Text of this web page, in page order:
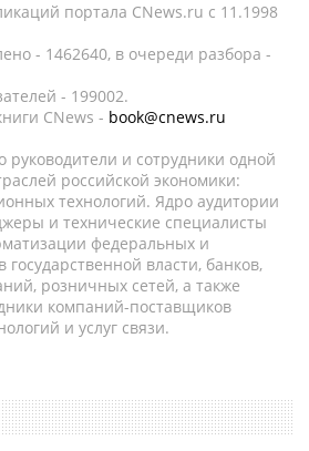
портала CNews.ru c 11.1998
- 1462640, в очереди разбора -
- 199002.
CNews - book@cnews.ru
руководители и сотрудники одной
российской экономики:
технологий. Ядро аудитории
и технические специалисты
федеральных и
власти, банков,
розничных сетей, а также
компаний-поставщиков
и услуг связи.